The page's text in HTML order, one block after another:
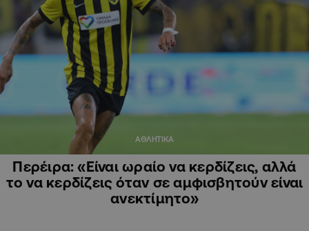
ΑΘΛΗΤΙΚΑ
Περέιρα: «Είναι ωραίο να κερδίζεις, αλλά
το να κερδίζεις όταν σε αμφισβητούν είναι
ανεκτίμητο»